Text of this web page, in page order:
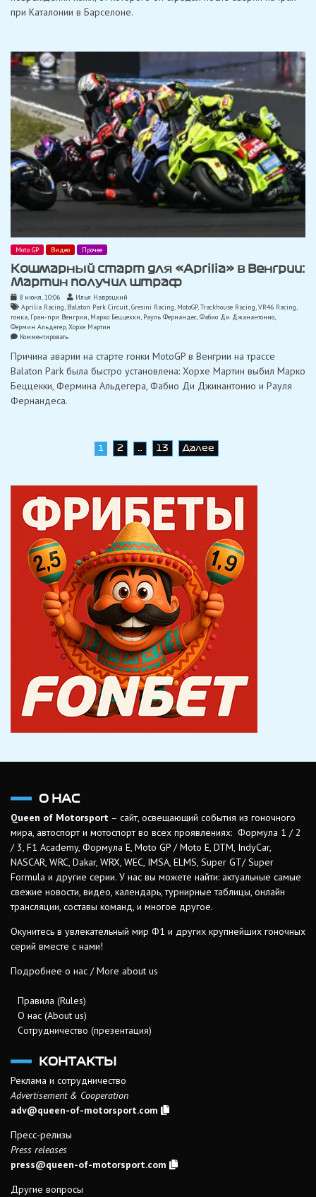
операцию
при Каталонии в Барселоне.
Moto GP Видео Прочее
Кошмарный старт для «Aprilia» в Венгрии:
Мартин получил штраф
8 июня, 10:06
Илья Навроцкий
Aprilia Racing, Balaton Park Circuit,Gresini Racing, MotoGP,Trackhouse Racing,VR46 Racing
гонка, Гран-при Венгрии, Марко Беццекки, Рауль Фернандес,Фабио Ди Джанантонио
Фермин Альдегер,Хорхе Мартин
Комментироватьon
старт
для
«Aprilia»
в
Причина аварии на старте гонки MotoGP в Венгрии на трассе
Balaton Park была быстро установлена: Хорхе Мартин выбил Марко
Беццекки, Фермина Альдегера, Фабио Ди Джинантонио и Рауля
Фернандеса.
записям
2 13 Далее
О НАС
Queen of Motorsport – сайт, освещающий события из гоночного
мира, автоспорт и мотоспорт во всех проявлениях: Формула 1 / 2
/ 3, F1 Academy, Формула Е, Moto GP / Moto E, DTM, IndyCar,
NASCAR, WRC, Dakar, WRX, WEC, IMSA, ELMS, Super GT/ Super
Formula и другие серии. У нас вы можете найти: актуальные самые
свежие новости, видео, календарь, турнирные таблицы, онлайн
трансляции, составы команд, и многое другое.
Окунитесь в увлекательный мир Ф1 и других крупнейших гоночных
серий вместе с нами!
Подробнее о нас / More about us
Правила (Rules)
О нас (About us)
Сотрудничество (презентация)
КОНТАКТЫ
Реклама и сотрудничество
Advertisement & Cooperation
adv@queen-of-motorsport.com
Пресс-релизы
Press releases
press@queen-of-motorsport.com
Другие вопросы